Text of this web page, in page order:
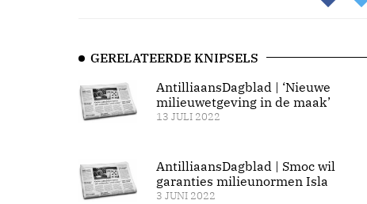
GERELATEERDE KNIPSELS
AntilliaansDagblad | ‘Nieuwe
milieuwetgeving in de maak’
13 JULI 2022
AntilliaansDagblad | Smoc wil
garanties milieunormen Isla
3 JUNI 2022